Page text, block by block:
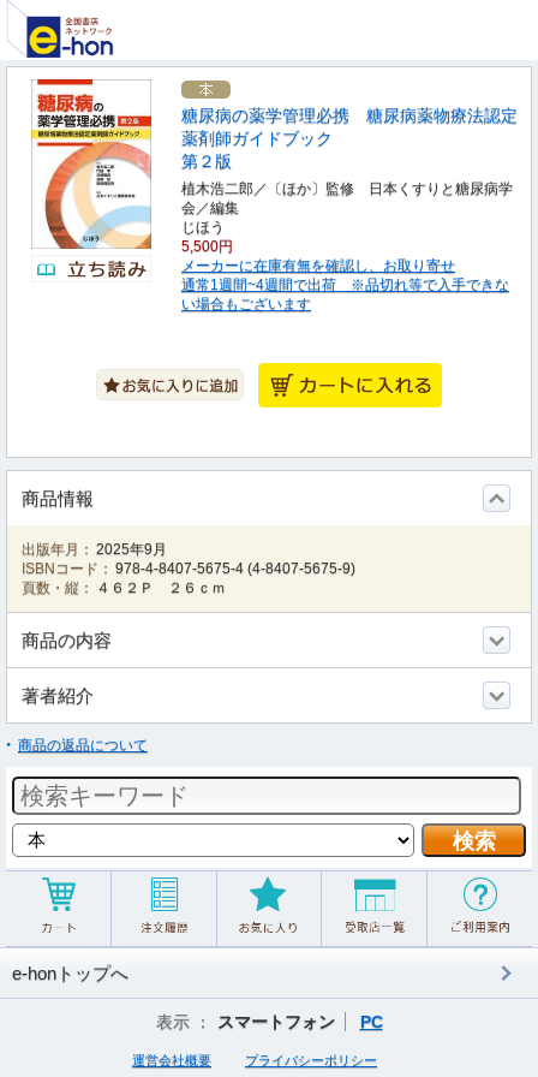
糖尿病の薬学管理必携 糖尿病薬物療法認定
薬剤師ガイドブック
第２版
植木浩二郎／〔ほか〕監修 日本くすりと糖尿病学
会／編集
じほう
5,500円
メーカーに在庫有無を確認し、お取り寄せ
通常1週間~4週間で出荷 ※品切れ等で入手できな
い場合もございます
商品情報
出版年月： 2025年9月
ISBNコード： 978-4-8407-5675-4 (4-8407-5675-9)
頁数・縦：
４６２Ｐ ２６ｃｍ
商品の内容
著者紹介
商品の返品について
e-honトップへ
表示 ： スマートフォン PC
運営会社概要 プライバシーポリシー